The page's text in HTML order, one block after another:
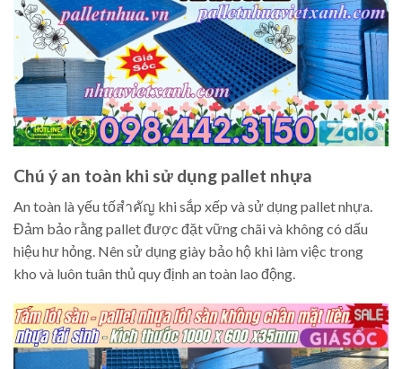
Chú ý an toàn khi sử dụng pallet nhựa
An toàn là yếu tốสำคัญ khi sắp xếp và sử dụng pallet nhựa.
Đảm bảo rằng pallet được đặt vững chãi và không có dấu
hiệu hư hỏng. Nên sử dụng giày bảo hộ khi làm việc trong
kho và luôn tuân thủ quy định an toàn lao động.